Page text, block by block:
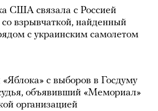
США связала с Россией
взрывчаткой, найденный
с украинским самолетом
с выборов в Госдуму
объявивший «Мемориал»
организацией